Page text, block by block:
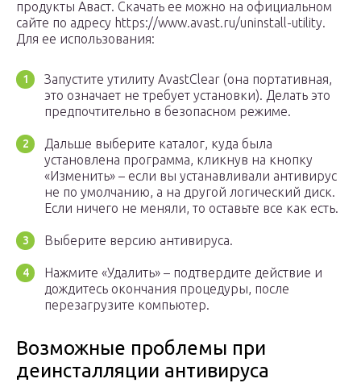
продукты Аваст. Скачать ее можно на официальном
сайте по адресу https://www.avast.ru/uninstall-utility.
Для ее использования:
Запустите утилиту AvastClear (она портативная,
это означает не требует установки). Делать это
предпочтительно в безопасном режиме.
Дальше выберите каталог, куда была
установлена программа, кликнув на кнопку
«Изменить» – если вы устанавливали антивирус
не по умолчанию, а на другой логический диск.
Если ничего не меняли, то оставьте все как есть.
Выберите версию антивируса.
Нажмите «Удалить» – подтвердите действие и
дождитесь окончания процедуры, после
перезагрузите компьютер.
Возможные проблемы при
деинсталляции антивируса